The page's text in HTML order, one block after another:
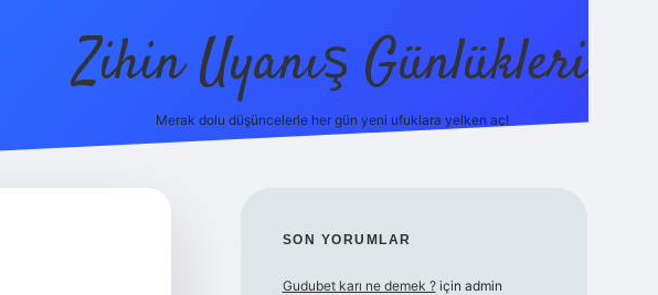
Zihin Uyanış Günlükleri
Merak dolu düşüncelerle her gün yeni ufuklara yelken aç!
SIDEBAR
SON YORUMLAR
Gudubet karı ne demek ?için admin